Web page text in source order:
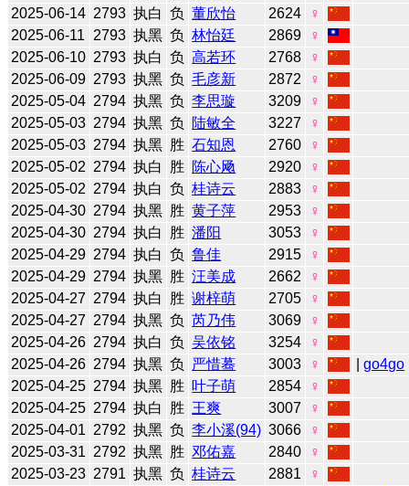
2025-06-14 2793 执白 负 董欣怡 2624
♀
2025-06-11
2793 执黑 负 林怡廷 2869
♀
2025-06-10 2793 执白 负 高若环 2768
♀
2025-06-09 2793 执黑 负 毛彦新 2872
♀
2025-05-04 2794 执黑 负 李思璇 3209
♀
2025-05-03 2794 执黑 负 陆敏全 3227
♀
2025-05-03 2794 执黑 胜 石知恩 2760
♀
2025-05-02 2794 执白 胜 陈心飏 2920
♀
2025-05-02 2794 执白 负 桂诗云 2883
♀
2025-04-30 2794 执黑 胜 黄子萍 2953
♀
2025-04-30 2794 执白 胜 潘阳 3053
♀
2025-04-29 2794 执白 负 鲁佳 2915
♀
2025-04-29 2794 执黑 胜 汪美成 2662
♀
2025-04-27 2794 执白 胜 谢梓萌 2705
♀
2025-04-27 2794 执黑 负 芮乃伟 3069
♀
2025-04-26 2794 执白 负 吴依铭 3254
♀
2025-04-26 2794 执黑 负 严惜蓦 3003 ♀ |go4go
2025-04-25 2794 执黑 胜 叶子萌 2854
♀
2025-04-25 2794 执白 胜 王爽 3007
♀
2025-04-01 2792 执黑 负 李小溪(94) 3066
♀
2025-03-31 2792 执黑 胜 邓佑嘉 2840
♀
2025-03-23 2791 执黑 负 桂诗云 2881
♀